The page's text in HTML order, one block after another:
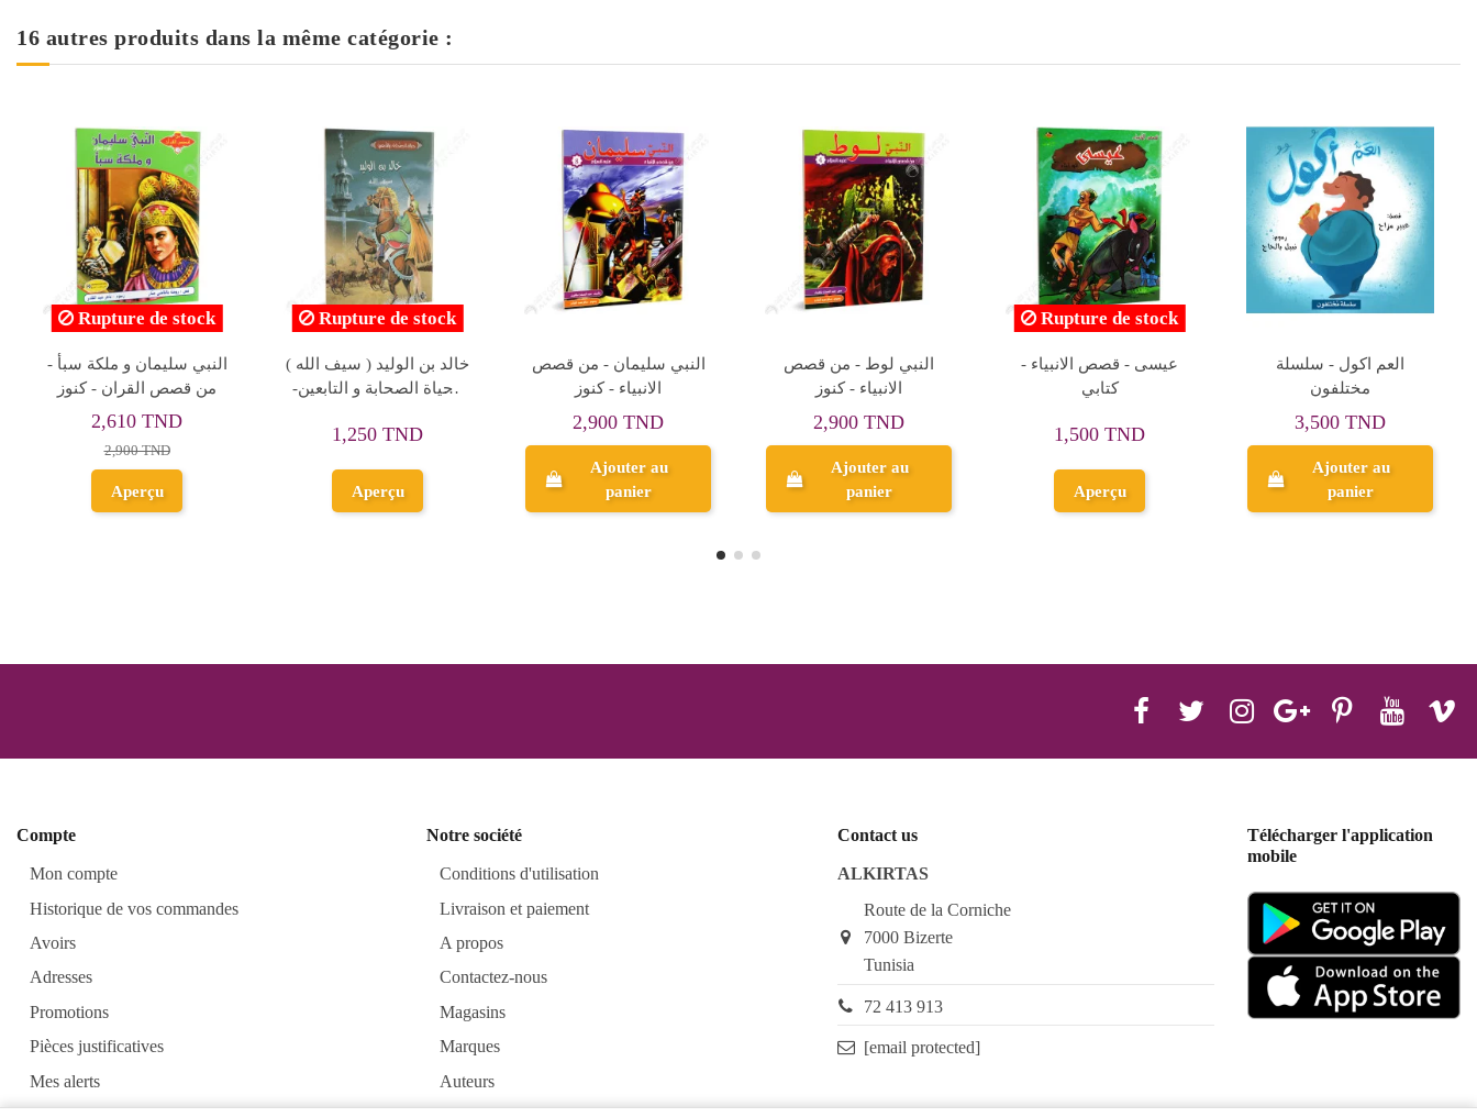
16 autres produits dans la même catégorie :
موسى - قصص الانبياء -
كتابي
2,000 TND
Ajouter au
panier
سليمان المهيب - اعلام في
التاريخ الاسلامي - الافريقية
2,500 TND
Ajouter au
panier
مريض الوهم - سلسلة
قصص العرب - دار العلماء
2,500 TND
Aperçu
سبايدر مان - حكاياتي
الصغيرة
3,500 TND
Ajouter au
panier
سلسلة صحابة الرسول
(ص)
80,000 TND
Ajouter au
panier
Stories Of The Prophets :
عليه السلام
5,200 TND
Ajouter au
panier
Compte
Mon compte
Historique de vos commandes
Avoirs
Adresses
Promotions
Pièces justificatives
Mes alerts
Notre société
Conditions d'utilisation
Livraison et paiement
A propos
Contactez-nous
Magasins
Marques
Auteurs
Contact us
ALKIRTAS
Route de la Corniche
7000 Bizerte
Tunisia
72 413 913
[email protected]
Télécharger l'application
mobile